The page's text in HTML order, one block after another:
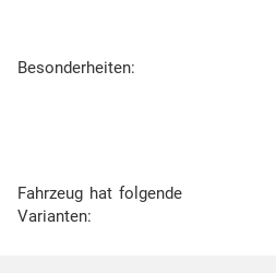
Besonderheiten:
Fahrzeug hat folgende
Varianten: